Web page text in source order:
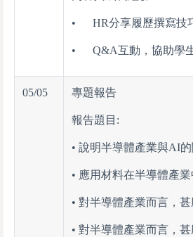
• HR分享履歷撰寫技
• Q&A互動，協助學
05/05 專題報告
報告題目:
• 說明半導體產業與AI
• 應用材料在半導體產
• 對半導體產業而言，
• 對半導體產業而言，